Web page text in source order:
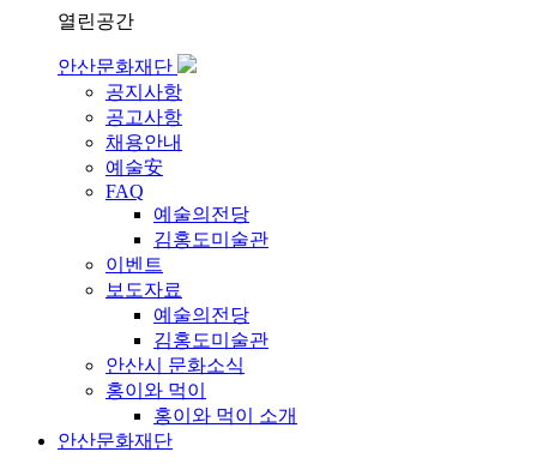
열린공간
안산문화재단
공지사항
공고사항
채용안내
예술安
FAQ
예술의전당
김홍도미술관
이벤트
보도자료
예술의전당
김홍도미술관
안산시 문화소식
홍이와 먹이
홍이와 먹이 소개
안산문화재단